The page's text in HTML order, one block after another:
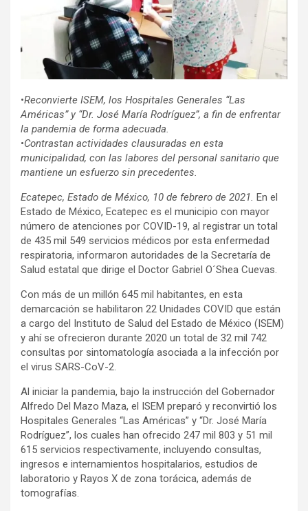
•Reconvierte ISEM, los Hospitales Generales “Las
Américas” y “Dr. José María Rodríguez”, a fin de enfrentar
la pandemia de forma adecuada.
•Contrastan actividades clausuradas en esta
municipalidad, con las labores del personal sanitario que
mantiene un esfuerzo sin precedentes.
Ecatepec, Estado de México, 10 de febrero de 2021. En el
Estado de México, Ecatepec es el municipio con mayor
número de atenciones por COVID-19, al registrar un total
de 435 mil 549 servicios médicos por esta enfermedad
respiratoria, informaron autoridades de la Secretaría de
Salud estatal que dirige el Doctor Gabriel O´Shea Cuevas.
Con más de un millón 645 mil habitantes, en esta
demarcación se habilitaron 22 Unidades COVID que están
a cargo del Instituto de Salud del Estado de México (ISEM)
y ahí se ofrecieron durante 2020 un total de 32 mil 742
consultas por sintomatología asociada a la infección por
el virus SARS-CoV-2.
Al iniciar la pandemia, bajo la instrucción del Gobernador
Alfredo Del Mazo Maza, el ISEM preparó y reconvirtió los
Hospitales Generales “Las Américas” y “Dr. José María
Rodríguez”, los cuales han ofrecido 247 mil 803 y 51 mil
615 servicios respectivamente, incluyendo consultas,
ingresos e internamientos hospitalarios, estudios de
laboratorio y Rayos X de zona torácica, además de
tomografías.